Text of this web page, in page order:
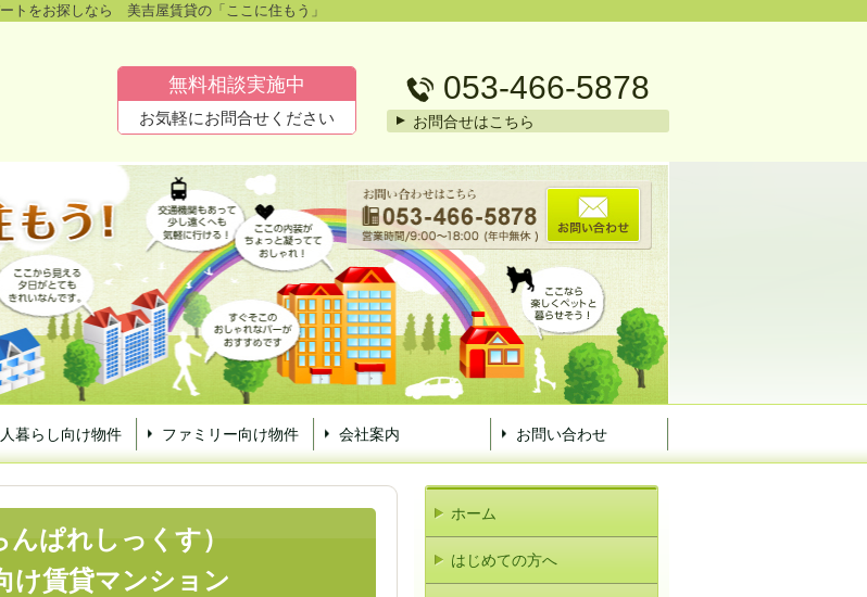
トをお探しなら 美吉屋賃貸の「ここに住もう」
無料相談実施中
お気軽にお問合せください
053-466-5878
お問合せはこちら
暮らし向け物件 ファミリー向け物件 会社案内 お問い合わせ
ぱれしっくす）
け賃貸マンション
ホーム
はじめての方へ